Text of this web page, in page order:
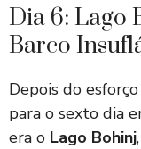
Dia 6: Lago
Barco
Depois do
para o sexto dia
era o Lago Bohinj